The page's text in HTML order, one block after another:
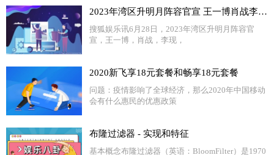
2023年湾区升明月阵容官宣 王一博肖战李现众星云集​​
搜狐娱乐讯6月28日，2023年湾区升明月阵容官
宣，王一博，肖战，李现，
2020新飞享18元套餐和畅享18元套餐
问题：疫情影响了全球经济，那么2020年中国移动
会有什么惠民的优惠政策
布隆过滤器 - 实现和特征
基本概念布隆过滤器（英语：BloomFilter）是1970